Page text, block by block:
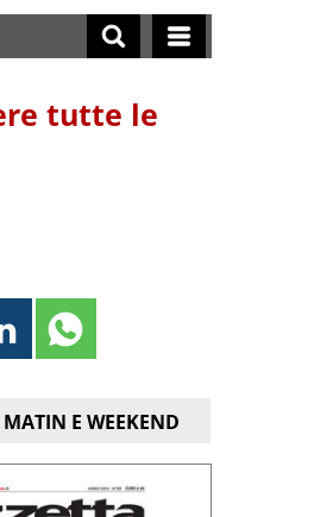
tutte le
MATIN E WEEKEND